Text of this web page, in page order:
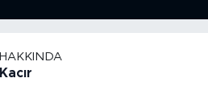
Kanun Çıkardı"